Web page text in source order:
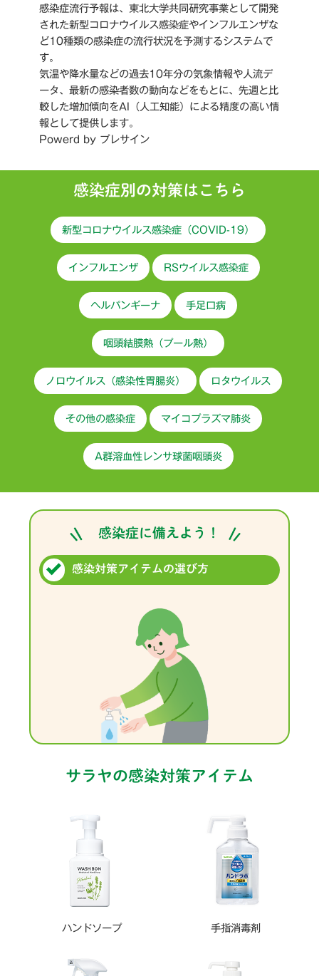
感染症流行予報は、東北大学共同研究事業として開発
された新型コロナウイルス感染症やインフルエンザな
ど10種類の感染症の流行状況を予測するシステムで
す。
気温や降水量などの過去10年分の気象情報や人流デ
ータ、最新の感染者数の動向などをもとに、先週と比
較した増加傾向をAI（人工知能）による精度の高い情
報として提供します。
Powerd by プレサイン
感染症別の対策はこちら
新型コロナウイルス感染症（COVID-19）
インフルエンザ RSウイルス感染症
ヘルパンギーナ 手足口病
咽頭結膜熱（プール熱）
ノロウイルス（感染性胃腸炎） ロタウイルス
その他の感染症 マイコプラズマ肺炎
A群溶血性レンサ球菌咽頭炎
感染症に備えよう！
感染対策アイテムの選び方
サラヤの感染対策アイテム
ハンドソープ 手指消毒剤